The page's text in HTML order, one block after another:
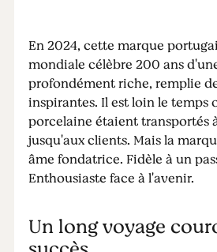
En 2024, cette marque
mondiale célèbre 200 ans
profondément riche, remplie
inspirantes. Il est loin le temps
porcelaine étaient transportés
jusqu'aux clients. Mais la
âme fondatrice. Fidèle à un
Enthousiaste face à l'avenir.
Un long voyage